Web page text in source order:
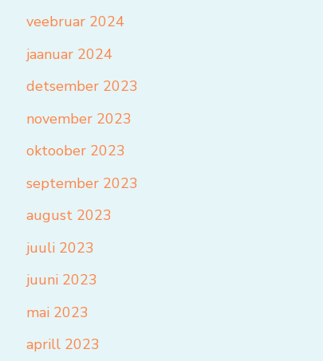
veebruar 2024
jaanuar 2024
detsember 2023
november 2023
oktoober 2023
september 2023
august 2023
juuli 2023
juuni 2023
mai 2023
aprill 2023